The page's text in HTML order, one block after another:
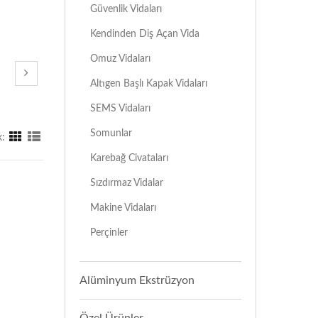
Güvenlik Vidaları
Kendinden Diş Açan Vida
Omuz Vidaları
Altıgen Başlı Kapak Vidaları
SEMS Vidaları
Somunlar
Karebağ Civataları
Sızdırmaz Vidalar
Makine Vidaları
Perçinler
Alüminyum Ekstrüzyon